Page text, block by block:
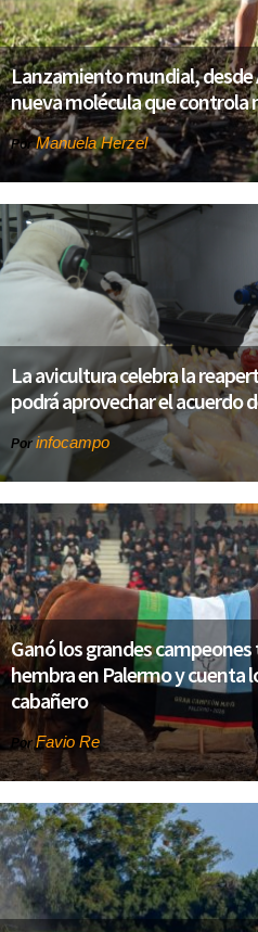
Lanzamiento mundial, desde
nueva molécula que controla
PorManuela Herzel
La avicultura celebra la
podrá aprovechar el acuerdo
Por infocampo
Ganó los grandes
hembra en Palermo y cuenta
cabañero
PorFavio Re